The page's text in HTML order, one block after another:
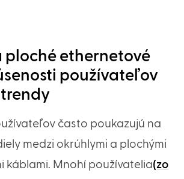
ploché ethernetové
používateľov
často poukazujú na
medzi okrúhlymi a plochými
káblami. Mnohí používatelia(zo